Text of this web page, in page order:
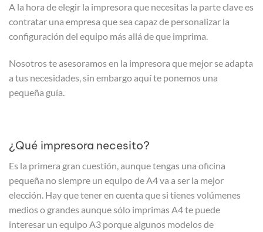
A la hora de elegir la impresora que necesitas la parte clave es
contratar una empresa que sea capaz de personalizar la
configuración del equipo más allá de que imprima.
Nosotros te asesoramos en la impresora que mejor se adapta
a tus necesidades, sin embargo aquí te ponemos una
pequeña guía.
¿Qué impresora necesito?
Es la primera gran cuestión, aunque tengas una oficina
pequeña no siempre un equipo de A4 va a ser la mejor
elección. Hay que tener en cuenta que si tienes volúmenes
medios o grandes aunque sólo imprimas A4 te puede
interesar un equipo A3 porque algunos modelos de